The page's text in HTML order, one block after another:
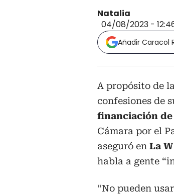
Natalia
04/08/2023 -
Añadir Caracol
A propósito de
confesiones de
financiación de
Cámara por el
aseguró en La W
habla a gente
“No pueden